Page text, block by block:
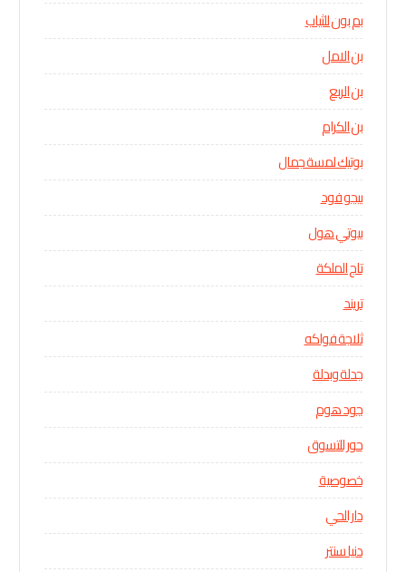
بم بون للثياب
بن الامل
بن الربع
بن الكرام
بوتيك لمسة جمال
بيجو فود
بيوتي هول
تاج الملكة
تريند
ثلاجة فواكه
جدلة وبدلة
جود هوم
حور للتسوق
خصوصية
دار الحي
دنيا سنتر